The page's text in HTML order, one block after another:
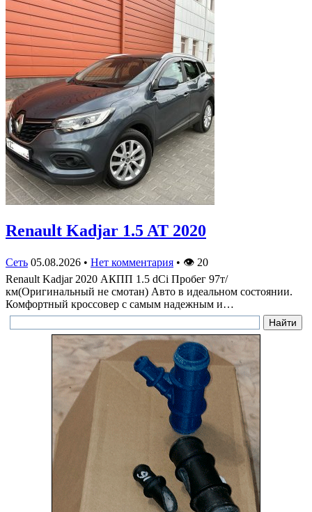
Renault Kadjar 1.5 AT 2020
Сеть 05.08.2026 • Нет комментария • 👁 20
Renault Kadjar 2020 АКПП 1.5 dCi Пробег 97т/
км(Оригинальный не смотан) Авто в идеальном состоянии.
Комфортный кроссовер с самым надежным и…